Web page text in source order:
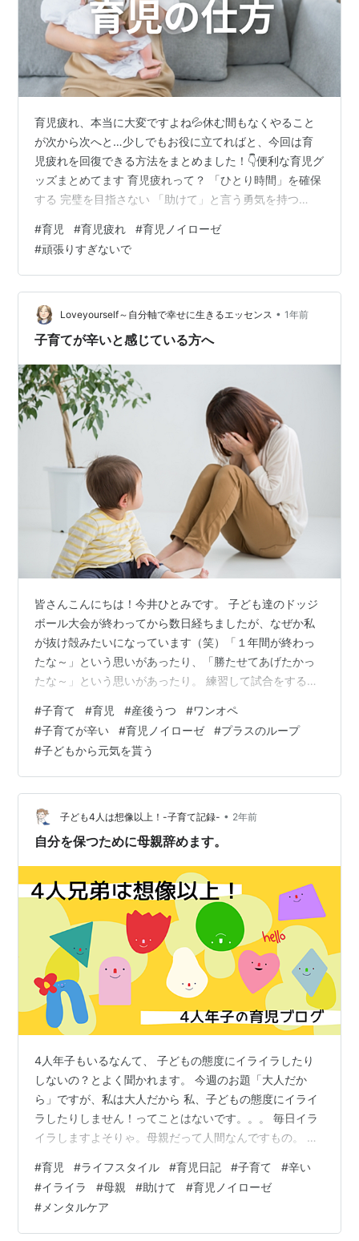
育児疲れ、本当に大変ですよね💦休む間もなくやること
が次から次へと…少しでもお役に立てればと、今回は育
児疲れを回復できる方法をまとめました！👇️便利な育児グ
ッズまとめてます 育児疲れって？ 「ひとり時間」を確保
する 完璧を目指さない 「助けて」と言う勇気を持つ
のママと話す 【まとめ】少しずつ休みながら、自分を大
事に！ 育児疲れって？ 育児疲れとは、子育てによる肉体
的・精神的な疲労がたまった状態のことです。赤ちゃん
や子供の世話は24時間休みがなく、睡眠不足・ストレ
ス・体力消耗 などが重なることで、心身ともに疲れ果て
てしまいます。特に初めての育…
#育児 #育児疲れ #育児ノイローゼ
#頑張りすぎないで
Loveyourself～自分軸で幸せに生きるエッセンス • 1年前
子育てが辛いと感じている方へ
皆さんこんにちは！今井ひとみです。 子ども達のドッジ
ボール大会が終わってから数日経ちましたが、なぜか私
が抜け殻みたいになっています（笑）「１年間が終わっ
たな～」という思いがあったり、「勝たせてあげたかっ
たな～」という思いがあったり。 練習して試合をするの
ちに、どんどん気持ちが入っていってしまい・・・今こ
ういう状態です。 けれど、子ども達はもう切り替えてケ
ロッとしながら自宅で自主練を始めたりもしているの
で、私も気合いを入れて頑張らないといけないなと思い
ます！！ それでは、今日のテーマはこちらです。 「子育
てが辛いと感じている方へ」 子育ては本当に…
#子育て #育児 #産後うつ #ワンオペ
#子育てが辛い #育児ノイローゼ #プラスのループ
#子どもから元気を貰う
子ども4人は想像以上！-子育て記録- • 2年前
自分を保つために母親辞めます。
4人年子もいるなんて、 子どもの態度にイライラしたり
しないの？とよく聞かれます。 今週のお題「大人だか
ら」ですが、私は大人だから 私、子どもの態度にイライ
ラしたりしません！ってことはないです。。。 毎日イラ
イラしますよそりゃ。母親だって人間なんですもの。 外
が、 内面は煮えたくっています。 イライラで子どもに手
を出してしまいそうになったことだってあります。 ワン
オペ育児中に一人になりたくて、トイレに逃げ込んだこ
とだってあります。 そして子どもに対するイライラの後
#育児 #ライフスタイル #育児日記 #子育て #辛い
#イライラ #母親 #助けて #育児ノイローゼ
# メンタルケア